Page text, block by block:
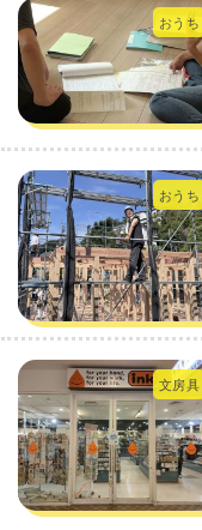
おうち
おうち
文房具